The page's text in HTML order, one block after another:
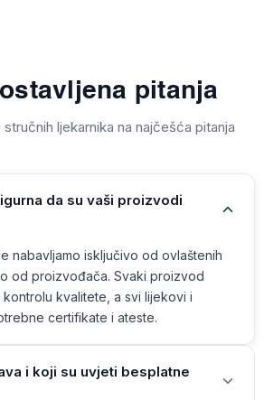
pitanja
ljekarnika na najčešća pitanja
da su vaši proizvodi
nabavljamo isključivo od ovlaštenih
od proizvođača. Svaki proizvod
kvalitete, a svi lijekovi i
certifikate i ateste.
i koji su uvjeti besplatne